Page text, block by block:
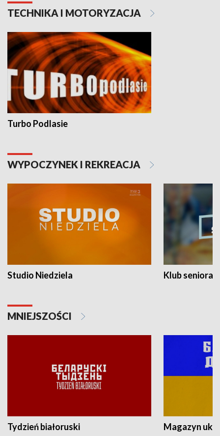
TECHNIKA I MOTORYZACJA
Turbo Podlasie
WYPOCZYNEK I REKREACJA
Studio Niedziela Klub seniora
MNIEJSZOŚCI
Tydzień białoruski Magazyn